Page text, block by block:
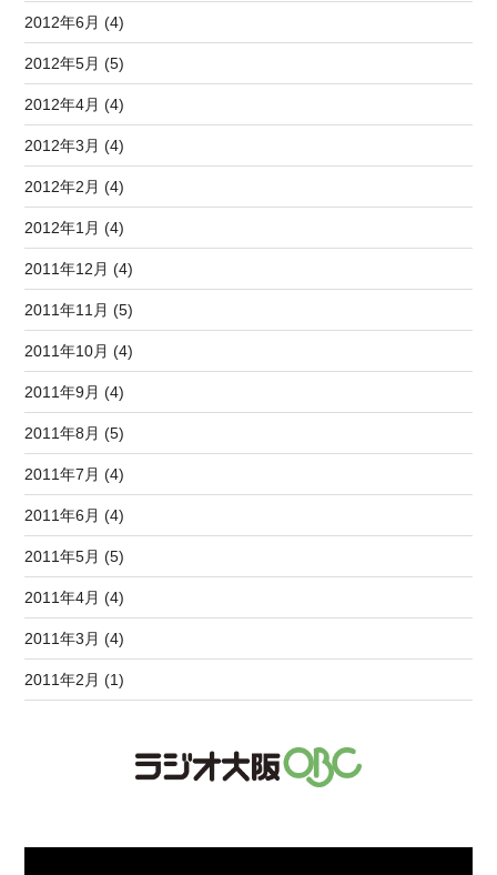
2012年6月 (4)
2012年5月 (5)
2012年4月 (4)
2012年3月 (4)
2012年2月 (4)
2012年1月 (4)
2011年12月 (4)
2011年11月 (5)
2011年10月 (4)
2011年9月 (4)
2011年8月 (5)
2011年7月 (4)
2011年6月 (4)
2011年5月 (5)
2011年4月 (4)
2011年3月 (4)
2011年2月 (1)